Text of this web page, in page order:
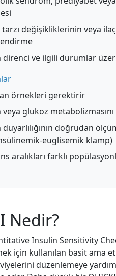
tarzı değişikliklerinin veya
ve ilgili durumlar
örnekleri gerektirir
veya glukoz
doğrudan
euglisemik klamp)
aralıkları farklı
Nedir?
Insulin Sensitivity
için kullanılan basit ama
düzenlemeye